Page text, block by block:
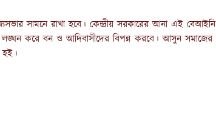
সামনে রাখা হবে। কেন্দ্রীয় সরকারের আনা এই বেআইনি
লঙ্ঘন করে বন ও আদিবাসীদের বিপন্ন করবে। আসুন সমাজের
হই।